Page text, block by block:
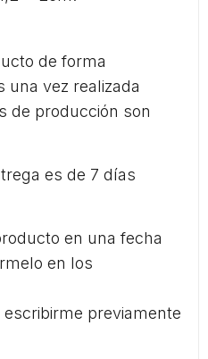
de forma
una vez realizada
de producción son
es de 7 días
en una fecha
en los
previamente